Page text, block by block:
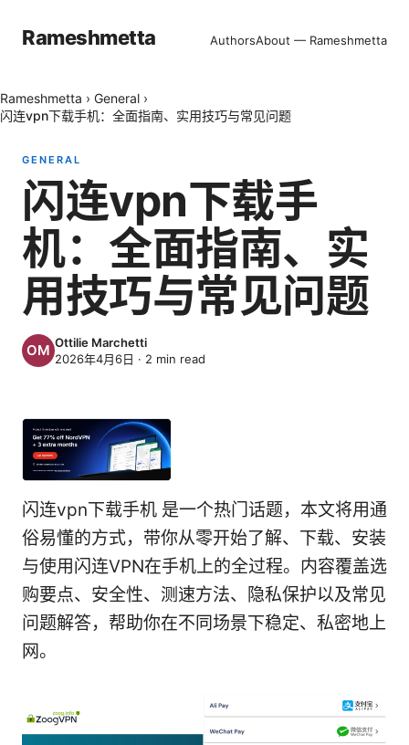
Rameshmetta AuthorsAbout — Rameshmetta
Rameshmetta › General ›
闪连vpn下载手机：全面指南、实用技巧与常见问题
GENERAL
闪连vpn下载手
机：全面指南、实
用技巧与常见问题
Ottilie Marchetti
2026年4月6日 · 2 min read
闪连vpn下载手机 是一个热门话题，本文将用通
俗易懂的方式，带你从零开始了解、下载、安装
与使用闪连VPN在手机上的全过程。内容覆盖选
购要点、安全性、测速方法、隐私保护以及常见
问题解答，帮助你在不同场景下稳定、私密地上
网。